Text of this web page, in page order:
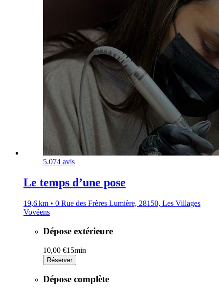
5.074 avis
Le temps d’une pose
19,6 km • 0 Rue des Frères Lumière, 28150, Les Villages
Vovéens
Dépose extérieure
10,00 €15min
Réserver
Dépose complète